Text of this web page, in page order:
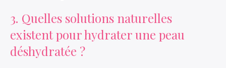
3. Quelles solutions naturelles
existent pour hydrater une peau
déshydratée ?